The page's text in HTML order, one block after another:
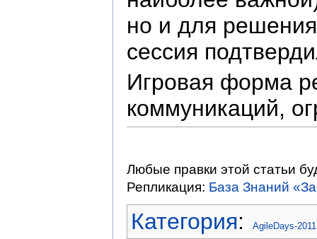
но и для
сессия
Игровая форма
коммуникаций,
Любые правки этой статьи
Репликация: База Знаний
Категория: AgileDays-2011